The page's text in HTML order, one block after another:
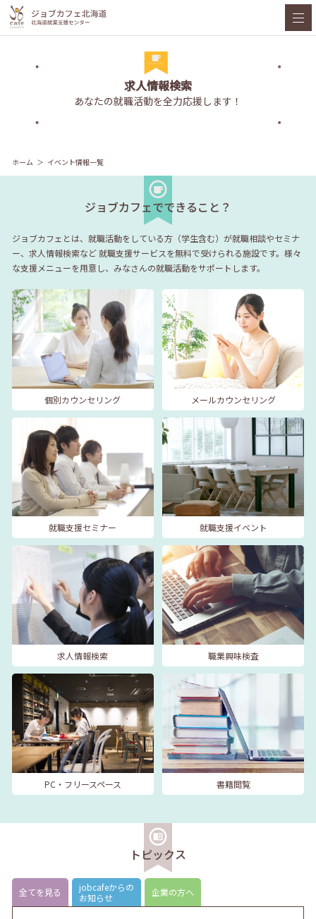
求人情報検索
あなたの就職活動を全力応援します！
ホーム イベント情報一覧
ジョブカフェでできること？
ジョブカフェとは、就職活動をしている方（学生含む）が就職相談やセミナ
ー、求人情報検索など就職支援サービスを無料で受けられる施設です。様々
な支援メニューを用意し、みなさんの就職活動をサポートします。
個別カウンセリング メールカウンセリング
就職支援セミナー 就職支援イベント
求人情報検索 職業興味検査
PC・フリースペース 書籍閲覧
トピックス
全てを見る
jobcafeからの
お知らせ
企業の方へ